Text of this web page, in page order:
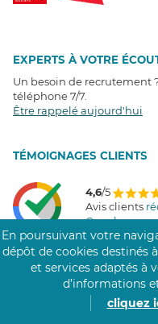
EXPERTS À VOTRE
Un besoin de recrutement
téléphone 7/7
Être rappelé aujourd'hui
TÉMOIGNAGES CLIENTS
4,6/5
Avis clients
Google
COMMUNAUTÉ
En poursuivant votre
dépôt de cookies destinés
et services adaptés à
d’informations
cliquez